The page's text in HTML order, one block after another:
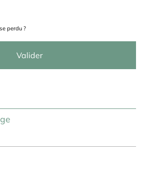
perdu ?
Valider